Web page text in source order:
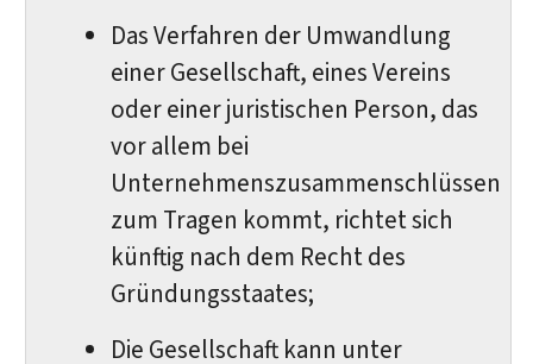
Das Verfahren der Umwandlung
einer Gesellschaft, eines Vereins
oder einer juristischen Person, das
vor allem bei
Unternehmenszusammenschlüssen
zum Tragen kommt, richtet sich
künftig nach dem Recht des
Gründungsstaates;
Die Gesellschaft kann unter